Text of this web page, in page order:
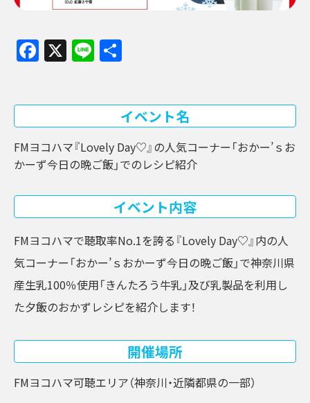
Facebook
X Line
イベント名
FMヨコハマ『Lovely Day♡』の人気コーナー「おかー’ｓお
かーず今日の晩ご飯」でのレシピ紹介
イベント内容
FMヨコハマで聴取率No.1を誇る『Lovely Day♡』内の人
気コーナー「おかー’ｓおかーず今日の晩ご飯」で神奈川県
産生乳100％使用「きんたろう牛乳」及び乳製品を利用し
た夕飯のおかずレシピを紹介します！
開催場所
FMヨコハマ可聴エリア（神奈川・近隣都県の一部）